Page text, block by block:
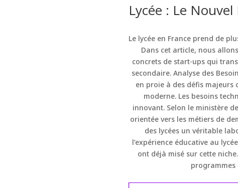
Lycée : Le
Le lycée en France prend de
Dans cet article, nous
concrets de start-ups qui
secondaire. Analyse des
en proie à des défis majeurs
moderne. Les besoins
innovant. Selon le ministère
orientée vers les métiers de
des lycées un véritable
l’expérience éducative au
ont déjà misé sur cette
programmes